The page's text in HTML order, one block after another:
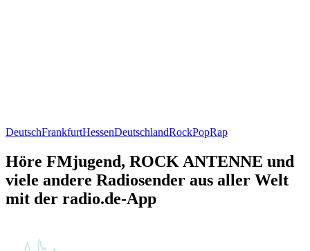
DeutschFrankfurtHessenDeutschlandRockPopRap
Höre FMjugend, ROCK ANTENNE und
viele andere Radiosender aus aller Welt
mit der radio.de-App